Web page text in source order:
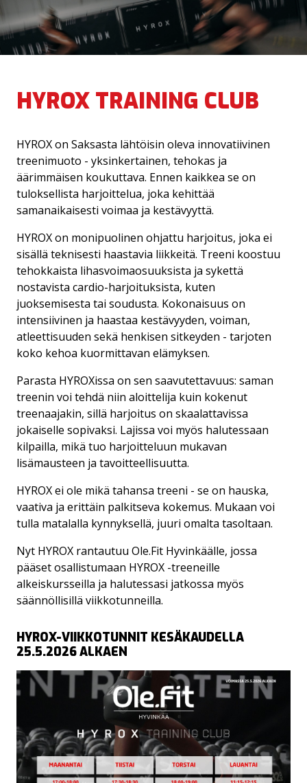
HYROX TRAINING CLUB
HYROX on Saksasta lähtöisin oleva innovatiivinen
treenimuoto - yksinkertainen, tehokas ja
äärimmäisen koukuttava. Ennen kaikkea se on
tuloksellista harjoittelua, joka kehittää
samanaikaisesti voimaa ja kestävyyttä.
HYROX on monipuolinen ohjattu harjoitus, joka ei
sisällä teknisesti haastavia liikkeitä. Treeni koostuu
tehokkaista lihasvoimaosuuksista ja sykettä
nostavista cardio-harjoituksista, kuten
juoksemisesta tai soudusta. Kokonaisuus on
intensiivinen ja haastaa kestävyyden, voiman,
atleettisuuden sekä henkisen sitkeyden - tarjoten
koko kehoa kuormittavan elämyksen.
Parasta HYROXissa on sen saavutettavuus: saman
treenin voi tehdä niin aloittelija kuin kokenut
treenaajakin, sillä harjoitus on skaalattavissa
jokaiselle sopivaksi. Lajissa voi myös halutessaan
kilpailla, mikä tuo harjoitteluun mukavan
lisämausteen ja tavoitteellisuutta.
HYROX ei ole mikä tahansa treeni - se on hauska,
vaativa ja erittäin palkitseva kokemus. Mukaan voi
tulla matalalla kynnyksellä, juuri omalta tasoltaan.
Nyt HYROX rantautuu Ole.Fit Hyvinkäälle, jossa
pääset osallistumaan HYROX -treeneille
alkeiskursseilla ja halutessasi jatkossa myös
säännöllisillä viikkotunneilla.
HYROX-VIIKKOTUNNIT KESÄKAUDELLA
25.5.2026 ALKAEN
KUNTOSALI
HYROX
OHJATUT TUNNIT
HIERONTA JA FYSIOTERAPIA
SAUNAT
SOLARIUM
YRITYKSET JA RYHMÄT
X-TONE™